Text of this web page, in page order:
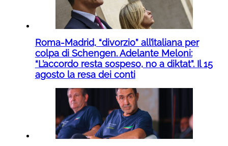
Roma-Madrid, “divorzio” all’italiana per
colpa di Schengen. Adelante Meloni:
“L’accordo resta sospeso, no a diktat”. Il 15
agosto la resa dei conti